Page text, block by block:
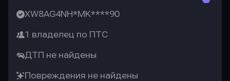
XW8AG4NH*MK****90
1 владелец по ПТС
ДТП не найдены
Повреждения не найдены